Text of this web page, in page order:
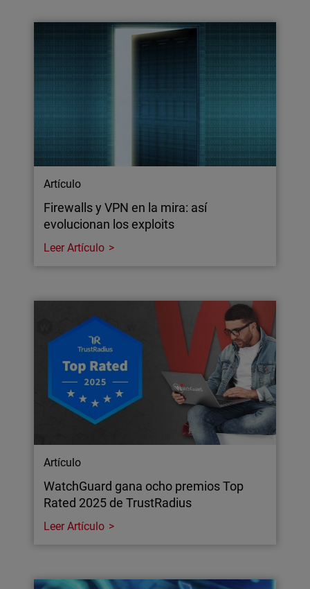
Artículo
Firewalls y VPN en la mira: así
evolucionan los exploits
Leer Artículo
Artículo
WatchGuard gana ocho premios Top
Rated 2025 de TrustRadius
Leer Artículo